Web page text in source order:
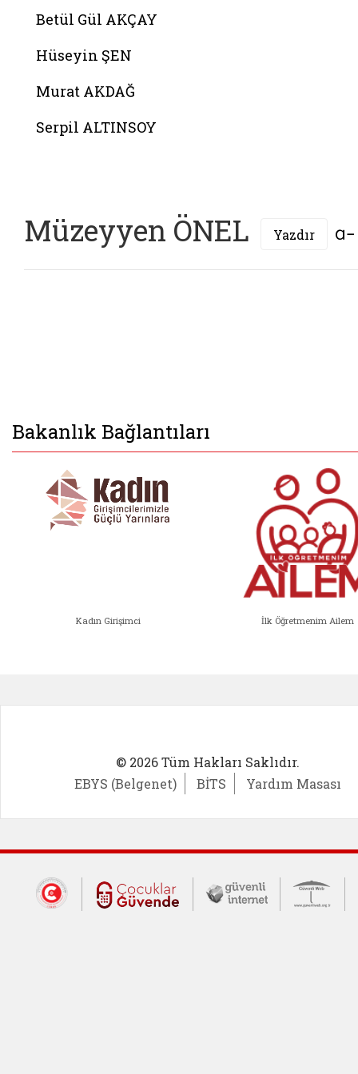
Betül Gül AKÇAY
Hüseyin ŞEN
Murat AKDAĞ
Serpil ALTINSOY
Müzeyyen ÖNEL Yazdır
Bakanlık Bağlantıları
Kadın Girişimci İlk Öğretmenim Ailem
© 2026 Tüm Hakları Saklıdır.
EBYS (Belgenet)
BİTS Yardım Masası
Dış Bağlantılar
Cumhurbaşkanlığı İletişim Merkezi
Çocuklar Güvende (yeni
Güvenli